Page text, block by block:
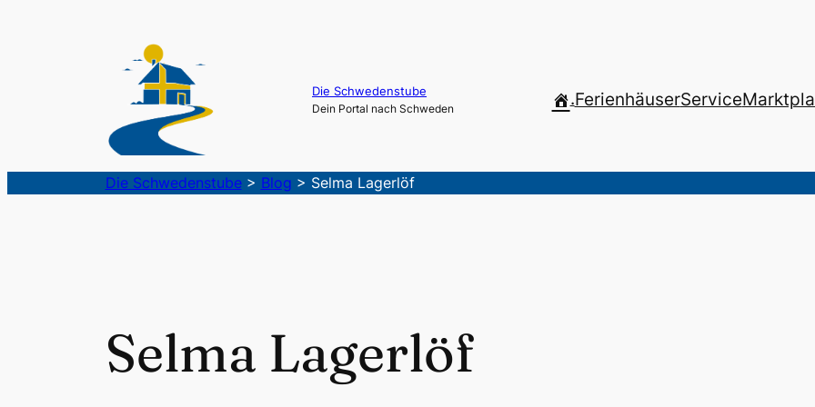
Die Schwedenstube
Dein Portal nach Schweden .FerienhäuserService
Die Schwedenstube> Blog > Selma Lagerlöf
Selma Lagerlöf